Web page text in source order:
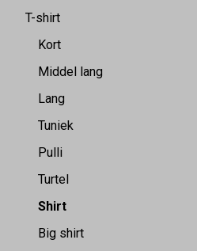
T-shirt
Kort
Middel lang
Lang
Tuniek
Pulli
Turtel
Shirt
Big shirt